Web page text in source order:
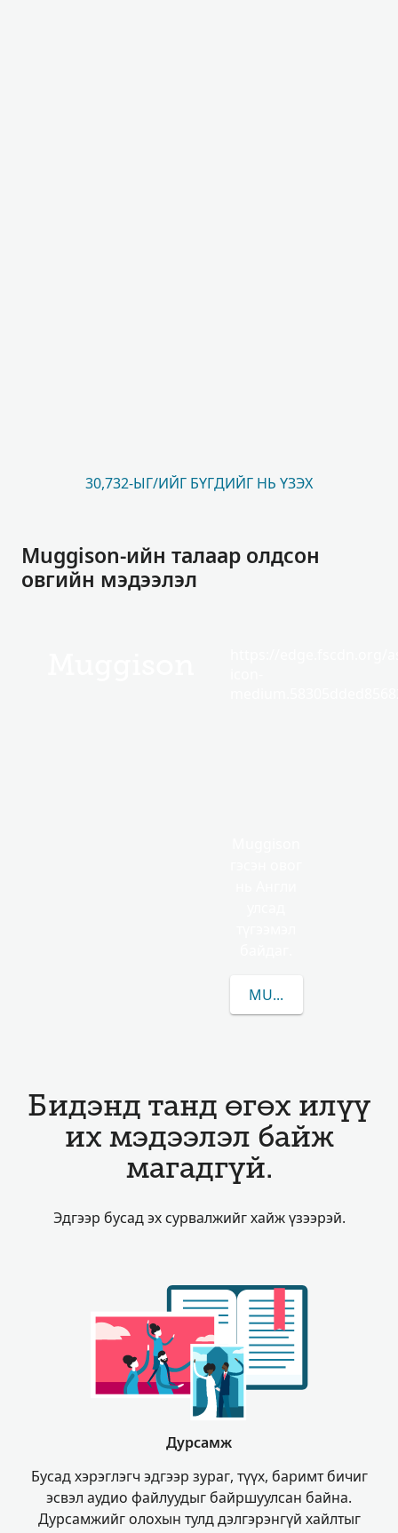
30,732-ЫГ/ИЙГ БҮГДИЙГ НЬ ҮЗЭХ
Muggison-ийн талаар олдсон
овгийн мэдээлэл
MUGGISON-ЫН/
Бидэнд танд өгөх илүү
их мэдээлэл байж
магадгүй.
Эдгээр бусад эх сурвалжийг хайж үзээрэй.
Дурсамж
Бусад хэрэглэгч эдгээр зураг, түүх, баримт бичиг
эсвэл аудио файлуудыг байршуулсан байна.
Дурсамжийг олохын тулд дэлгэрэнгүй хайлтыг